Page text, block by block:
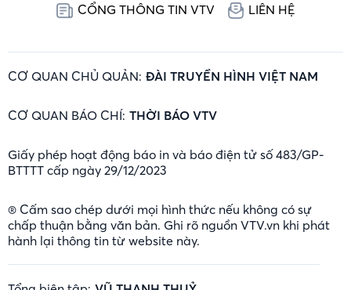
CỔNG THÔNG TIN VTV LIÊN HỆ
CƠ QUAN CHỦ QUẢN: ĐÀI TRUYỀN HÌNH VIỆT NAM
CƠ QUAN BÁO CHÍ: THỜI BÁO VTV
Giấy phép hoạt động báo in và báo điện tử số 483/GP-
BTTTT cấp ngày 29/12/2023
® Cấm sao chép dưới mọi hình thức nếu không có sự
chấp thuận bằng văn bản. Ghi rõ nguồn VTV.vn khi phát
hành lại thông tin từ website này.